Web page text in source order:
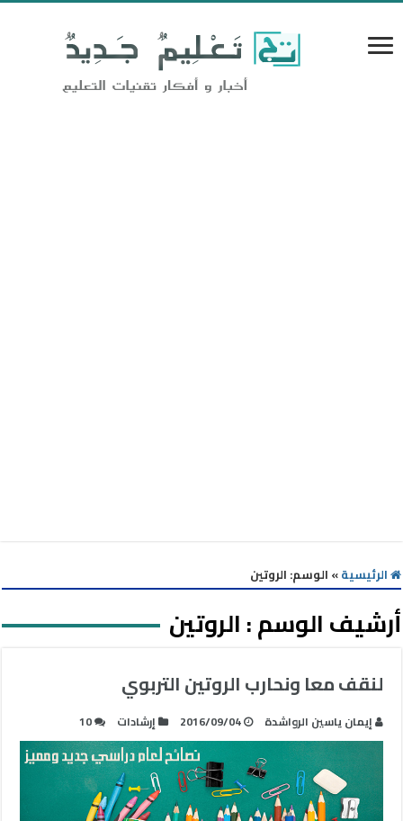
الرئيسية» الوسم: الروتين
أرشيف الوسم :الروتين
لنقف معا ونحارب الروتين التربوي
إيمان ياسين الرواشدة 2016/09/04 إرشادات 10